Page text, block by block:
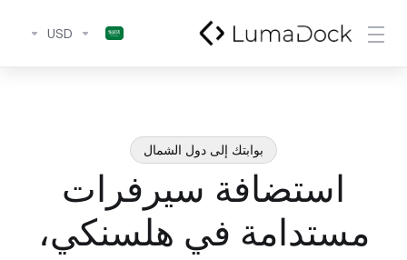
USD
بوابتك إلى دول الشمال
استضافة سيرفرات
مستدامة في هلسنكي،